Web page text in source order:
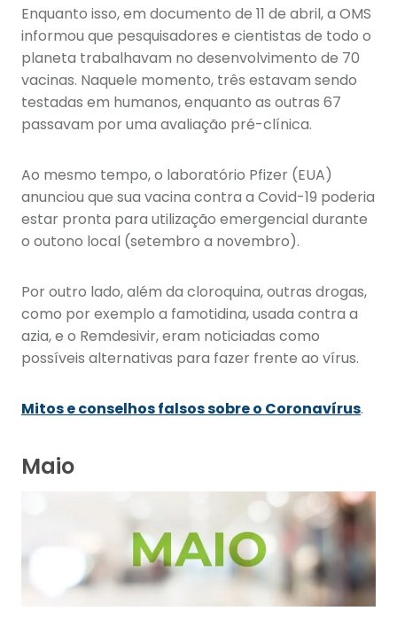
Enquanto isso, em documento de 11 de abril, a OMS
informou que pesquisadores e cientistas de todo o
planeta trabalhavam no desenvolvimento de 70
vacinas. Naquele momento, três estavam sendo
testadas em humanos, enquanto as outras 67
passavam por uma avaliação pré-clínica.
Ao mesmo tempo, o laboratório Pfizer (EUA)
anunciou que sua vacina contra a Covid-19 poderia
estar pronta para utilização emergencial durante
o outono local (setembro a novembro).
Por outro lado, além da cloroquina, outras drogas,
como por exemplo a famotidina, usada contra a
azia, e o Remdesivir, eram noticiadas como
possíveis alternativas para fazer frente ao vírus.
Mitos e conselhos falsos sobre o Coronavírus.
Maio